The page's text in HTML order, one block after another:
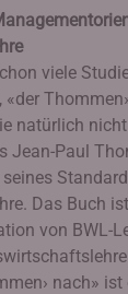
viele
«der
natürlich
Jean-Paul
Das Buch
von BWL-
nach» ist